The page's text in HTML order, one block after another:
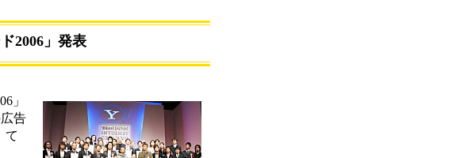
2006」発表
」
告
て